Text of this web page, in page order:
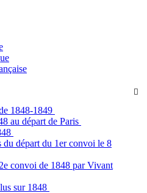

1848-1849
au départ de Paris
du départ du 1er convoi le 8
convoi de 1848 par Vivant
sur 1848